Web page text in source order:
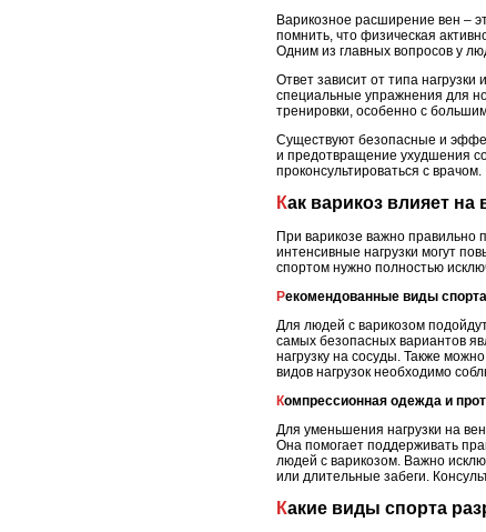
Варикозное расширение вен –
помнить, что физическая
Одним из главных вопросов у
Ответ зависит от типа
специальные упражнения для
тренировки, особенно с
Существуют безопасные и
и предотвращение ухудшения
проконсультироваться с врачом.
Как варикоз влияет
При варикозе важно правильно
интенсивные нагрузки могут
спортом нужно полностью
Рекомендованные виды спорта
Для людей с варикозом
самых безопасных вариантов
нагрузку на сосуды. Также
видов нагрузок необходимо
Компрессионная одежда и
Для уменьшения нагрузки на
Она помогает поддерживать
людей с варикозом. Важно
или длительные забеги.
Какие виды спорта